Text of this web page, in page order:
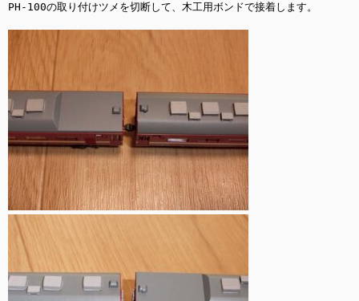
PH-100の取り付けツメを切断して、木工用ボンドで接着します。